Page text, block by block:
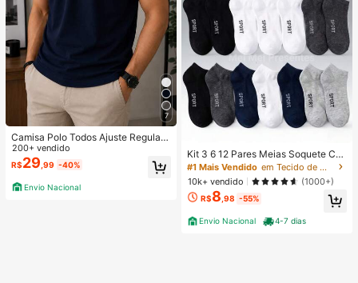
7
Camisa Polo Todos Ajuste Regular
Bordado Masculina
200+ vendido
R$29 ,99 -40%
Envio Nacional
Kit 3 6 12 Pares Meias Soquete Ca
no Curto Unissex Multicolorido 40-
46
#1 Mais Vendido
em Tecido de malha Meias masculinas até o tornozel
10k+ vendido
(1000+)
R$8,98 -55%
Envio Nacional 4-7 dias